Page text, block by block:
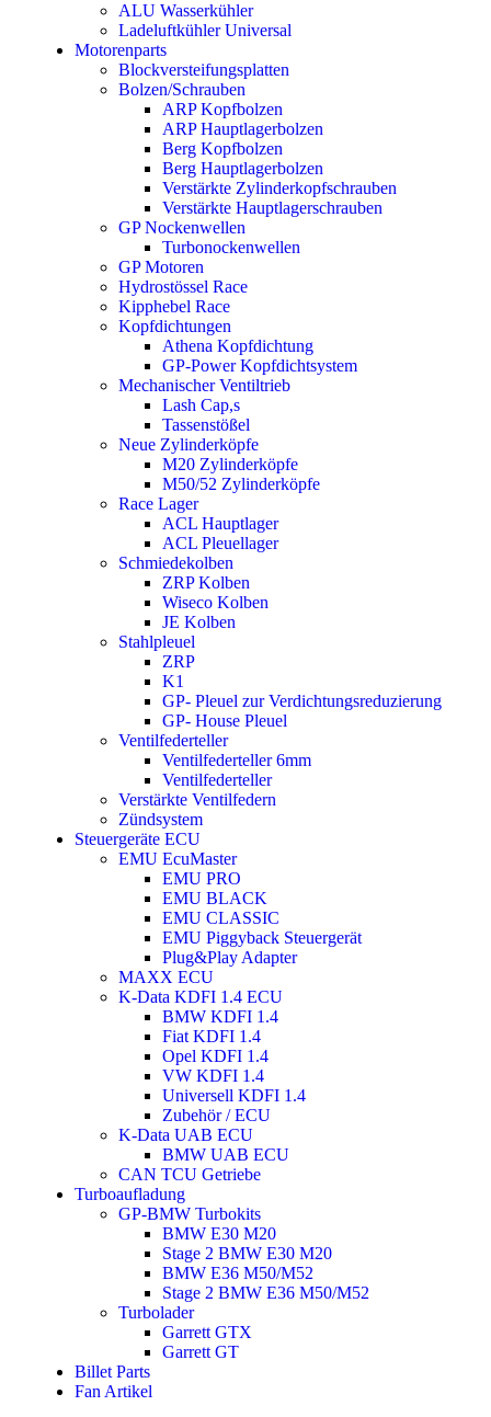
ALU Wasserkühler
Ladeluftkühler Universal
Motorenparts
Blockversteifungsplatten
Bolzen/Schrauben
ARP Kopfbolzen
ARP Hauptlagerbolzen
Berg Kopfbolzen
Berg Hauptlagerbolzen
Verstärkte Zylinderkopfschrauben
Verstärkte Hauptlagerschrauben
GP Nockenwellen
Turbonockenwellen
GP Motoren
Hydrostössel Race
Kipphebel Race
Kopfdichtungen
Athena Kopfdichtung
GP-Power Kopfdichtsystem
Mechanischer Ventiltrieb
Lash Cap,s
Tassenstößel
Neue Zylinderköpfe
M20 Zylinderköpfe
M50/52 Zylinderköpfe
Race Lager
ACL Hauptlager
ACL Pleuellager
Schmiedekolben
ZRP Kolben
Wiseco Kolben
JE Kolben
Stahlpleuel
ZRP
K1
GP- Pleuel zur Verdichtungsreduzierung
GP- House Pleuel
Ventilfederteller
Ventilfederteller 6mm
Ventilfederteller
Verstärkte Ventilfedern
Zündsystem
Steuergeräte ECU
EMU EcuMaster
EMU PRO
EMU BLACK
EMU CLASSIC
EMU Piggyback Steuergerät
Plug&Play Adapter
MAXX ECU
K-Data KDFI 1.4 ECU
BMW KDFI 1.4
Fiat KDFI 1.4
Opel KDFI 1.4
VW KDFI 1.4
Universell KDFI 1.4
Zubehör / ECU
K-Data UAB ECU
BMW UAB ECU
CAN TCU Getriebe
Turboaufladung
GP-BMW Turbokits
BMW E30 M20
Stage 2 BMW E30 M20
BMW E36 M50/M52
Stage 2 BMW E36 M50/M52
Turbolader
Garrett GTX
Garrett GT
Billet Parts
Fan Artikel